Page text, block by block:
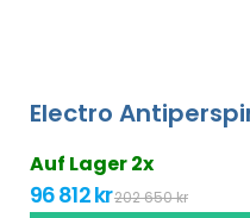
Electro
Auf Lager 2x
96 812 kr202 650 kr